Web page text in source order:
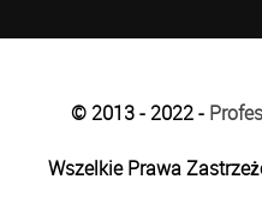
© 2013 - 2022 -
Wszelkie Prawa